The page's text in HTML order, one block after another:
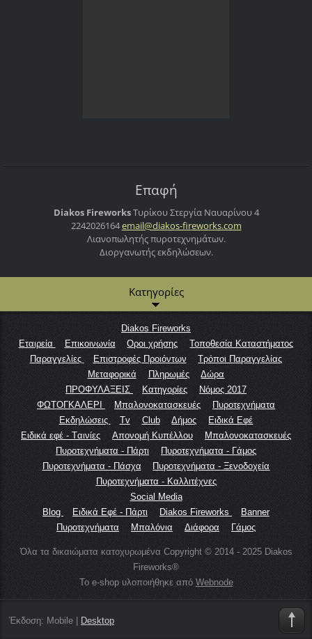
Επαφή
Diakos FireworksΤυρίκου Στεργία Ναυαρίνου 4
2242026164email@diakos-fireworks.com
Λιανοπωλητής πυροτεχνημάτων.
Διοργανωτής εκδηλώσεων.
Κατηγορίες
Diakos Fireworks
Εταιρεία
Επικοινωνία Οροι χρήσης
Τοποθεσία Καταστήματος
Παραγγελίες
Επιστροφές Προιόντων
Τρόποι Παραγγελίας
Μεταφορικά
Πληρωμές
Δώρα
ΠΡΟΦΥΛΑΞΕΙΣ
Κατηγορίες
Νόμος 2017
ΦΩΤΟΓΚΑΛΕΡΙ
Μπαλονοκατασκευές
Πυροτεχνήματα
Εκδηλώσεις
Tv Club Δήμος
Ειδικά Εφέ
Ειδικά εφέ - Tαινίες
Απονομή Κυπέλλου
Μπαλονοκατασκευές
Πυροτεχνήματα - Πάρτι
Πυροτεχνήματα - Γάμος
Πυροτεχνήματα - Πάσχα
Πυροτεχνήματα - Ξενοδοχεία
Πυροτεχνήματα - Καλλιτέχνες
Social Media
Blog
Ειδικά Εφέ - Πάρτι Diakos Fireworks
Banner
Πυροτεχνήματα
Μπαλόνια Διάφορα Γάμος
Όλα τα δικαιώματα κατοχυρωμένα Copyright © 2014 - 2025 Diakos
Fireworks®
Το e-shop υλοποιήθηκε από Webnode
Έκδοση: Mobile| Desktop